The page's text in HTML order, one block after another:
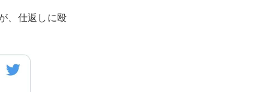
、仕返しに殴